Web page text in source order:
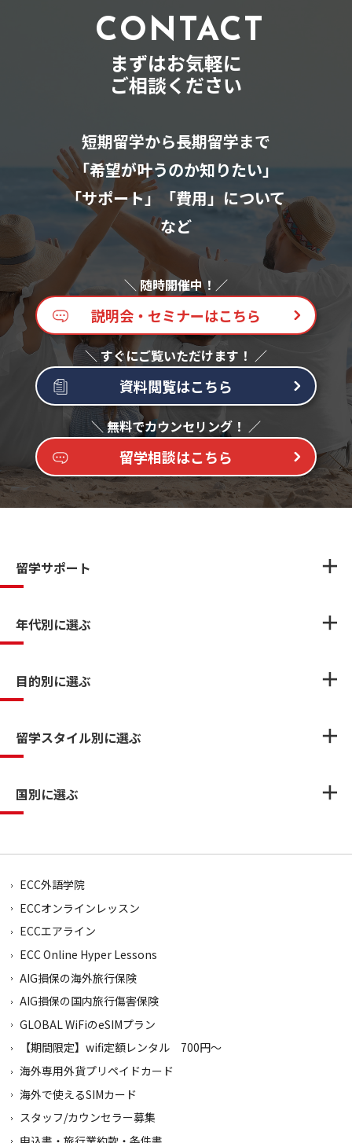
CONTACT
まずはお気軽に
ご相談ください
短期留学から長期留学まで
「希望が叶うのか知りたい」
「サポート」「費用」について
など
説明会・セミナーはこちら
資料閲覧はこちら
留学相談はこちら
留学サポート
年代別に選ぶ
目的別に選ぶ
留学スタイル別に選ぶ
国別に選ぶ
ECC外語学院
ECCオンラインレッスン
ECCエアライン
ECC Online Hyper Lessons
AIG損保の海外旅行保険
AIG損保の国内旅行傷害保険
GLOBAL WiFiのeSIMプラン
【期間限定】wifi定額レンタル 700円～
海外専用外貨プリペイドカード
海外で使えるSIMカード
スタッフ/カウンセラー募集